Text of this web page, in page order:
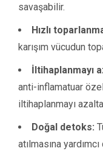
savaşabilir.
Hızlı
karışım vücudun
İltihaplanmayı
anti-inflamatuar
iltihaplanmayı
Doğal detoks:
atılmasına